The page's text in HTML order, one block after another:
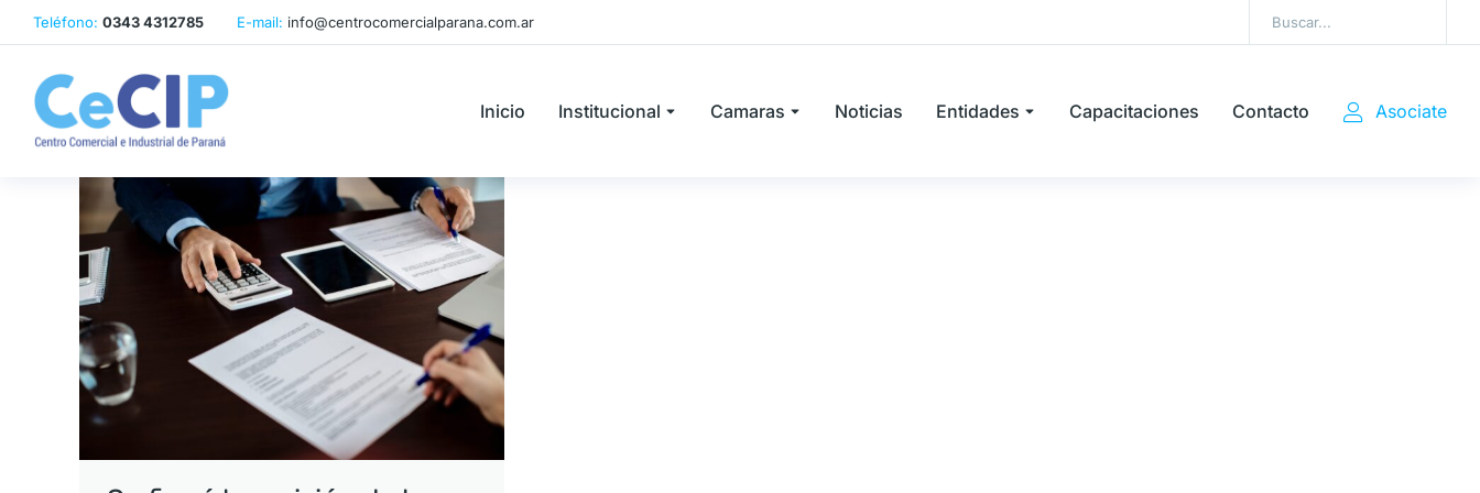
Teléfono: 0343 4312785 E-mail: info@centrocomercialparana.com.ar
Inicio Institucional Camaras Noticias Entidades Capacitaciones Contacto Asociate